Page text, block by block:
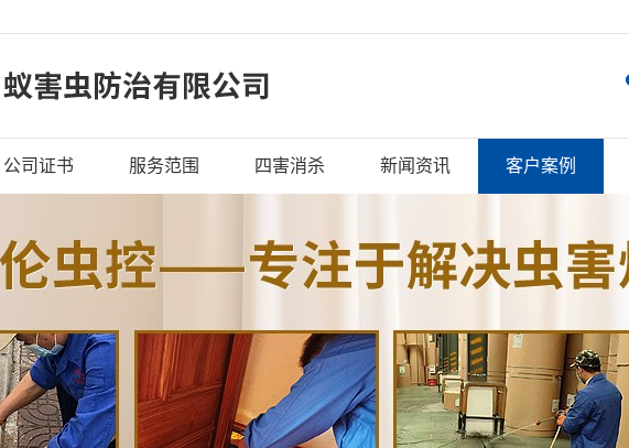
公司证书 服务范围 四害消杀 新闻资讯 客户案例